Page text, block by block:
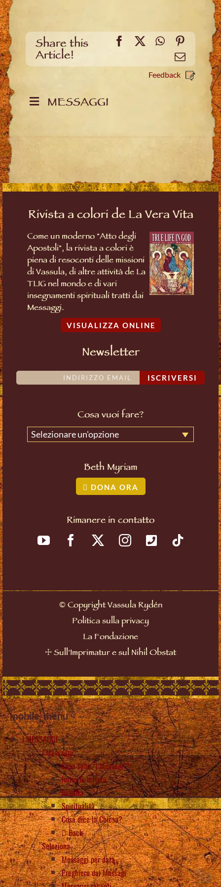
Share this
Article!
Facebook
X WhatsApp
Email
Feedback
MESSAGGI
Rivista a colori de La Vera Vita
Come un moderno "Atto degli
Apostoli", la rivista a colori è
piena di resoconti delle missioni
di Vassula, di altre attività de La
TLIG nel mondo e di vari
insegnamenti spirituali tratti dai
Messaggi.
VISUALIZZA ONLINE
Newsletter
ISCRIVERSI
Cosa vuoi fare?
Selezionare un'opzione
Beth Myriam
DONA ORA
Rimanere in contatto
©Copyright Vassula Rydén
Politica sulla privacy
La Fondazione
☩ Sull'Imprimatur e sul Nihil Obstat
mobile_menu
I MESSAGGI
I Messaggi
Cosa sono “i Messagi”?
Inizia la lettura
Ascolta
Spiritualità
Cosa dice la Chiesa?
Back
Seleziona
Messaggi per data
Preghiere dai Messagi